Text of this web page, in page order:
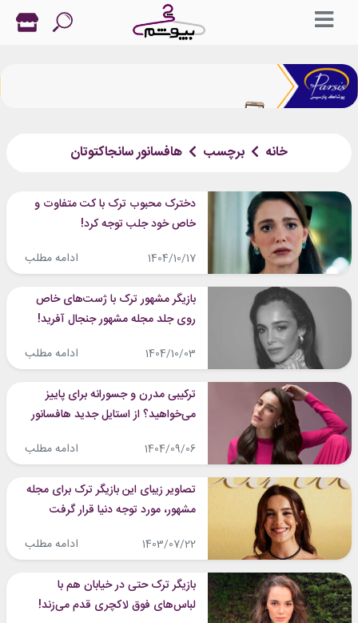
خانه برچسب هافسانور سانجاکتوتان
دخترک محبوب ترک با کت متفاوت و
خاص خود جلب توجه کرد!
1404/10/17 ادامه مطلب
بازیگر مشهور ترک با ژست‌های خاص
روی جلد مجله مشهور جنجال آفرید!
1404/10/03 ادامه مطلب
ترکیبی مدرن و جسورانه برای پاییز
می‌خواهید؟ از استایل جدید هافسانور
1404/09/06 ادامه مطلب
تصاویر زیبای این بازیگر ترک برای مجله
مشهور، مورد توجه دنیا قرار گرفت
1403/07/22 ادامه مطلب
بازیگر ترک حتی در خیابان هم با
لباس‌های فوق لاکچری قدم می‌زند!